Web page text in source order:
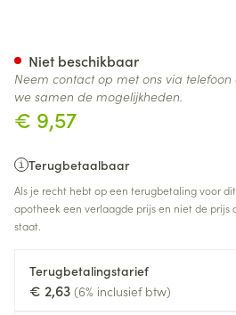
€ 9,57
Terugbetaalbaar
Als je recht hebt op een terugbetaling voor
apotheek een verlaagde prijs en niet de prijs
staat.
Terugbetalingstarief
€ 2,63 (6% inclusief btw)
Niet beschikbaar
Neem contact op met ons via
we samen de mogelijkheden.